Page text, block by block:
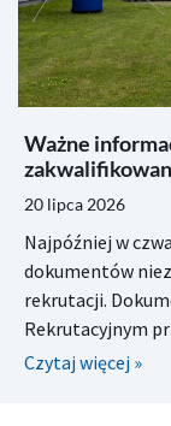
Ważne
20 lipca 2026
Najpóźniej w
dokumentów
rekrutacji.
Rekrutacyjnym
Czytaj więcej »